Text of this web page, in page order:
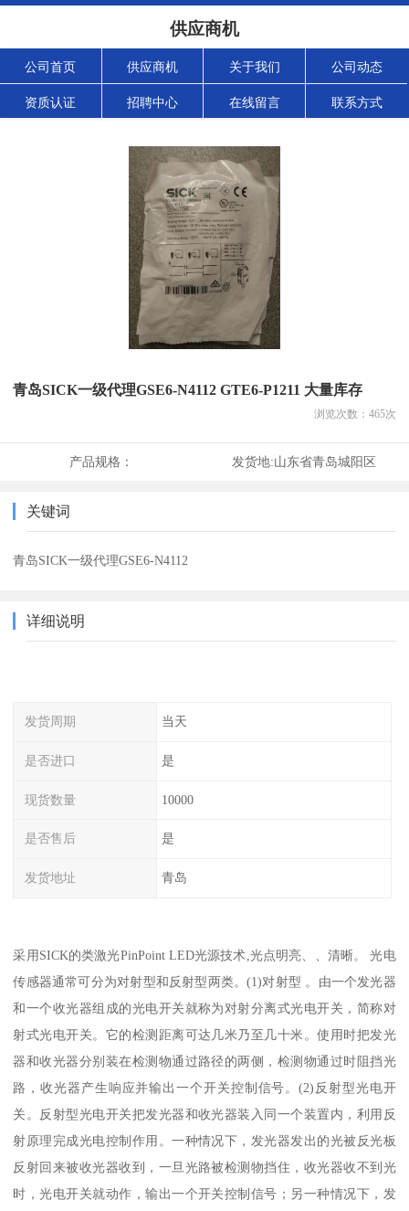
供应商机
公司首页 供应商机 关于我们 公司动态
资质认证 招聘中心 在线留言 联系方式
青岛SICK一级代理GSE6-N4112 GTE6-P1211 大量库存
浏览次数： 465次
产品规格： 发货地:山东省青岛城阳区
关键词
青岛SICK一级代理GSE6-N4112
详细说明
发货周期 当天
是否进口 是
现货数量 10000
是否售后 是
发货地址 青岛
采用SICK的类激光PinPoint LED光源技术,光点明亮、、清晰。 光电
传感器通常可分为对射型和反射型两类。(1)对射型 。由一个发光器
和一个收光器组成的光电开关就称为对射分离式光电开关，简称对
射式光电开关。它的检测距离可达几米乃至几十米。使用时把发光
器和收光器分别装在检测物通过路径的两侧，检测物通过时阻挡光
路，收光器产生响应并输出一个开关控制信号。(2)反射型光电开
关。反射型光电开关把发光器和收光器装入同一个装置内，利用反
射原理完成光电控制作用。一种情况下，发光器发出的光被反光板
反射回来被收光器收到，一旦光路被检测物挡住，收光器收不到光
时，光电开关就动作，输出一个开关控制信号；另一种情况下，发